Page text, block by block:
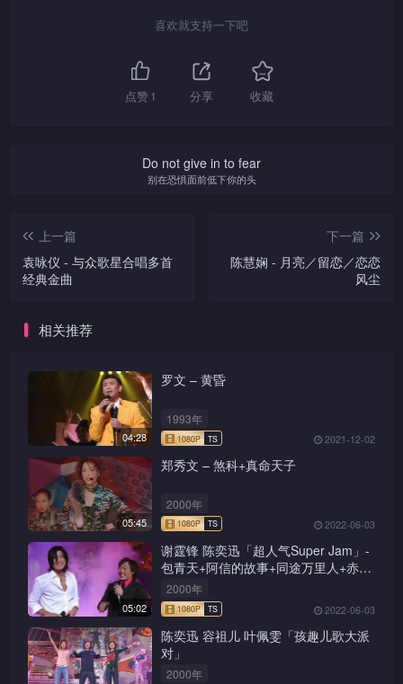
喜欢就支持一下吧
点赞1 分享 收藏
Do not give in to fear
别在恐惧面前低下你的头
上一篇
袁咏仪 - 与众歌星合唱多首
经典金曲
下一篇
陈慧娴 - 月亮／留恋／恋恋
风尘
相关推荐
04:28
罗文 – 黄昏
1993年
2021-12-02
05:45
郑秀文 – 煞科+真命天子
2000年
2022-06-03
05:02
谢霆锋 陈奕迅「超人气Super Jam」-
包青天+阿信的故事+同途万里人+赤的
疑惑+新鸳鸯蝴蝶梦+前程锦绣
2000年
2022-06-03
陈奕迅 容祖儿 叶佩雯「孩趣儿歌大派
对」
2000年